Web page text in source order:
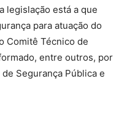
legislação está a que
para atuação do
Comitê Técnico de
entre outros, por
Segurança Pública e